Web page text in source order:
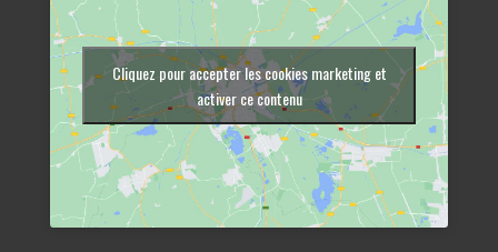
Cliquez pour accepter les cookies marketing et
activer ce contenu